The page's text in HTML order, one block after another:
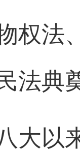
权法
法典
以来